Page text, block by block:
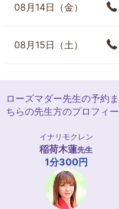
08月14日（金）
08月15日（土）
ローズマダー先生の予約
ちらの先生方のプロフィ
イナリモクレン
稲荷木蓮先生
1分300円